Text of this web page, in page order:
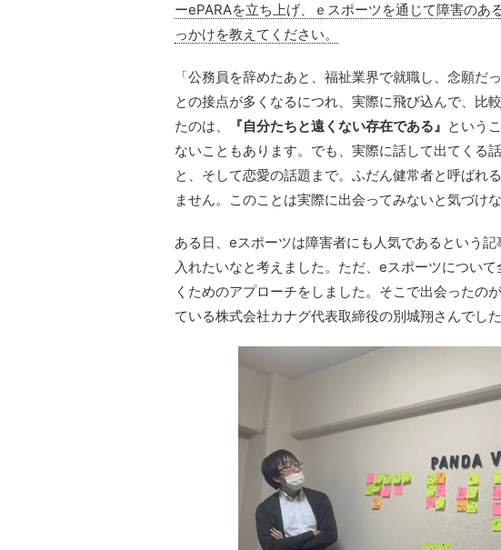
ーePARAを立ち上げ、ｅスポーツを通じて障害のあ
っかけを教えてください。
「公務員を辞めたあと、福祉業界で就職し、念願だ
との接点が多くなるにつれ、実際に飛び込んで、比
たのは、
『自分たちと遠くない存在である』 という
ないこともあります。でも、実際に話して出てくる
と、そして恋愛の話題まで。ふだん健常者と呼ばれ
ません。このことは実際に出会ってみないと気づけな
ある日、eスポーツは障害者にも人気であるという
入れたいなと考えました。ただ、eスポーツについ
くためのアプローチをしました。そこで出会ったの
ている株式会社カナグ代表取締役の別城翔さんでした